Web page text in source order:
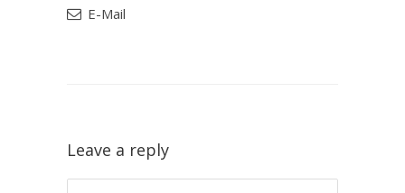
E-Mail
Leave a reply